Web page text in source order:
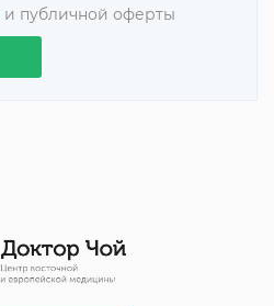
и публичной оферты